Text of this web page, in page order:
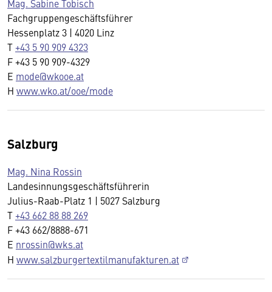
Mag. Sabine Tobisch
Fachgruppengeschäftsführer
Hessenplatz 3 | 4020 Linz
T+43 5 90 909 4323
F +43 5 90 909-4329
E mode@wkooe.at
H www.wko.at/ooe/mode
Salzburg
Mag. Nina Rossin
Landesinnungsgeschäftsführerin
Julius-Raab-Platz 1 | 5027 Salzburg
T+43 662 88 88 269
F +43 662/8888-671
E nrossin@wks.at
H www.salzburgertextilmanufakturen.at